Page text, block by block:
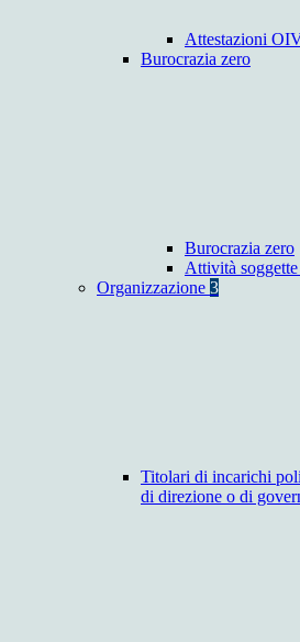
Attestazioni
Burocrazia zero
Burocrazia zero
Attività
Organizzazione 3
Titolari di incarichi
di direzione o di